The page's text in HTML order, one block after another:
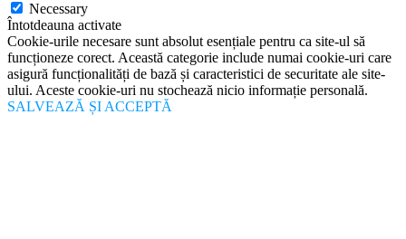
Necessary
Întotdeauna activate
Cookie-urile necesare sunt absolut esențiale pentru ca site-ul să
funcționeze corect. Această categorie include numai cookie-uri care
asigură funcționalități de bază și caracteristici de securitate ale site-
ului. Aceste cookie-uri nu stochează nicio informație personală.
SALVEAZĂ ȘI ACCEPTĂ